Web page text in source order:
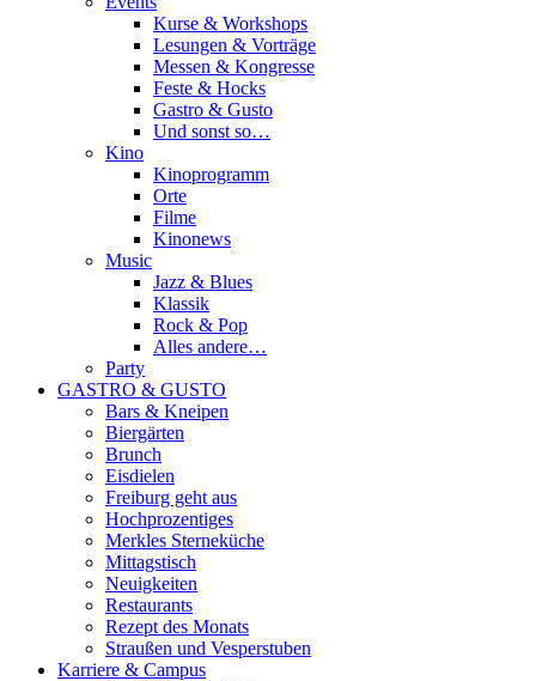
Kurse & Workshops
Lesungen & Vorträge
Messen & Kongresse
Feste & Hocks
Gastro & Gusto
Und sonst so…
Kino
Kinoprogramm
Orte
Filme
Kinonews
Music
Jazz & Blues
Klassik
Rock & Pop
Alles andere…
Party
GASTRO & GUSTO
Bars & Kneipen
Biergärten
Brunch
Eisdielen
Freiburg geht aus
Hochprozentiges
Merkles Sterneküche
Mittagstisch
Neuigkeiten
Restaurants
Rezept des Monats
Straußen und Vesperstuben
Karriere & Campus